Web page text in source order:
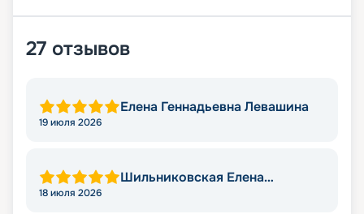
27 отзывов
Елена Геннадьевна Левашина
19 июля 2026
Шильниковская Елена
18 июля 2026